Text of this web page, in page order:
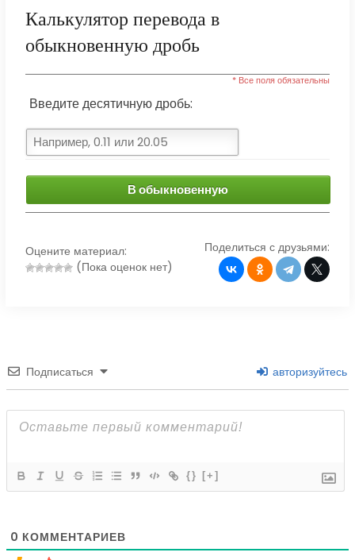
Калькулятор перевода в
обыкновенную дробь
* Все поля обязательны
Введите десятичную дробь:
В обыкновенную
Оцените материал:
(Пока оценок нет)
Поделиться с друзьями:
Подписаться авторизуйтесь
{} [+]
0 КОММЕНТАРИЕВ